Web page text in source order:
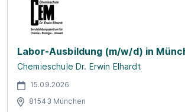
Labor-Ausbildung (m/w/d) in
Chemieschule Dr. Erwin Elhardt
15.09.2026
81543 München